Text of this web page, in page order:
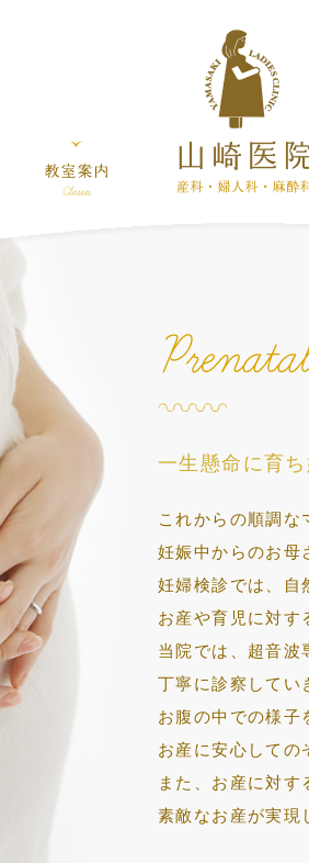
一生懸命に育ち
これからの順調な
妊娠中からのお母
妊婦検診では、自
お産や育児に対す
当院では、超音波
丁寧に診察してい
お腹の中での様子
お産に安心しての
また、お産に対す
素敵なお産が実現